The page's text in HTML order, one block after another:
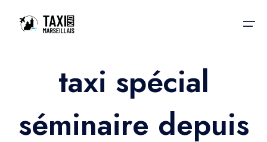
Accueil
Nos services
Nos services
taxi spécial
séminaire depuis